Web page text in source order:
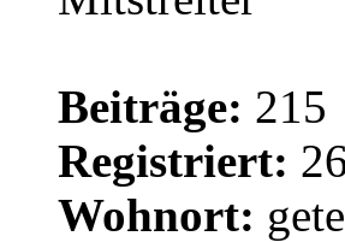
Beiträge: 215
Registriert:
Wohnort: